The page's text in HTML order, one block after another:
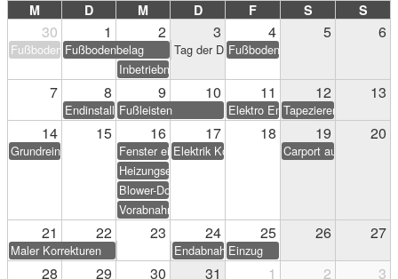
M D M D F S S
30 1 2 3 4 5 6
FußbodenbelagFußbodenbelag Tag der Deutschen Einheit
Fußbodenbelag
Inbetriebnahme PV-Anlage
7 8 9 10 11 12 13
Endinstallation Heizung/Sanitär
Fußleisten Elektro Endarbeiten
Tapezieren &
14 15 16 17 18 19 20
Grundreinigung Fenster einstellenElektrik Korrekturen
Carport aufstellen
Heizungseinweisung
Blower-Door-Test
Vorabnahme
21 22 23 24 25 26 27
Maler Korrekturen EndabnahmeEinzug
28 29 30 31 1 2 3